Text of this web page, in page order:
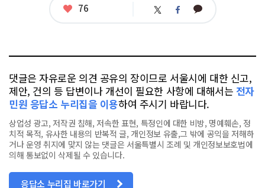
좋
76 트 페 카
댓글은 자유로운 의견 공유의 장이므로 서울시에 대한 신고,
제안, 건의 등 답변이나 개선이 필요한 사항에 대해서는 전자
민원 응답소 누리집을 이용하여 주시기 바랍니다.
상업성 광고, 저작권 침해, 저속한 표현, 특정인에 대한 비방, 명예훼손, 정
치적 목적, 유사한 내용의 반복적 글, 개인정보 유출,그 밖에 공익을 저해하
거나 운영 취지에 맞지 않는 댓글은 서울특별시 조례 및 개인정보보호법에
의해 통보없이 삭제될 수 있습니다.
응답소 누리집 바로가기